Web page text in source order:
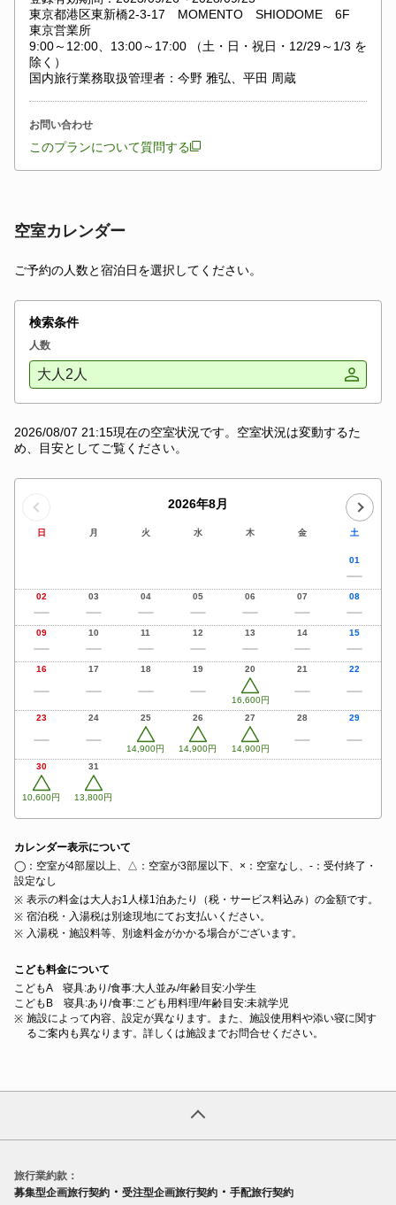
東京都港区東新橋2-3-17 MOMENTO SHIODOME 6F
東京営業所
9:00～12:00、13:00～17:00 （土・日・祝日・12/29～1/3 を
除く）
国内旅行業務取扱管理者：今野 雅弘、平田 周蔵
お問い合わせ
このプランについて質問する
空室カレンダー
ご予約の人数と宿泊日を選択してください。
検索条件
人数
大人2人
2026/08/07 21:15現在の空室状況です。空室状況は変動するた
め、目安としてご覧ください。
2026年8月
日 月 火 水 木 金 土
01
02 03 04 05 06 07 08
09 10 11 12 13 14 15
16 17 18 19 20
16,600円
21 22
23 24 25
14,900円
26
14,900円
27
14,900円
28 29
30
10,600円
31
13,800円
カレンダー表示について
◯：空室が4部屋以上、△：空室が3部屋以下、×：空室なし、‐：受付終了・
設定なし
表示の料金は大人お1人様1泊あたり（税・サービス料込み）の金額です。
宿泊税・入湯税は別途現地にてお支払いください。
入湯税・施設料等、別途料金がかかる場合がございます。
こども料金について
こどもA 寝具:あり/食事:大人並み/年齢目安:小学生
こどもB 寝具:あり/食事:こども用料理/年齢目安:未就学児
施設によって内容、設定が異なります。また、施設使用料や添い寝に関す
るご案内も異なります。詳しくは施設までお問合せください。
旅行業約款：
募集型企画旅行契約 ・ 受注型企画旅行契約 ・ 手配旅行契約